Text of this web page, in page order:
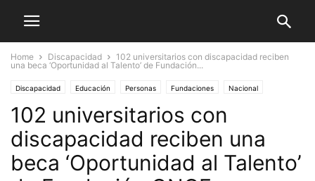
Home Discapacidad
102 universitarios con discapacidad reciben
una beca ‘Oportunidad al Talento’ de Fundación...
Discapacidad Educación Personas Fundaciones Nacional
102 universitarios con
discapacidad reciben una
beca ‘Oportunidad al Talento’